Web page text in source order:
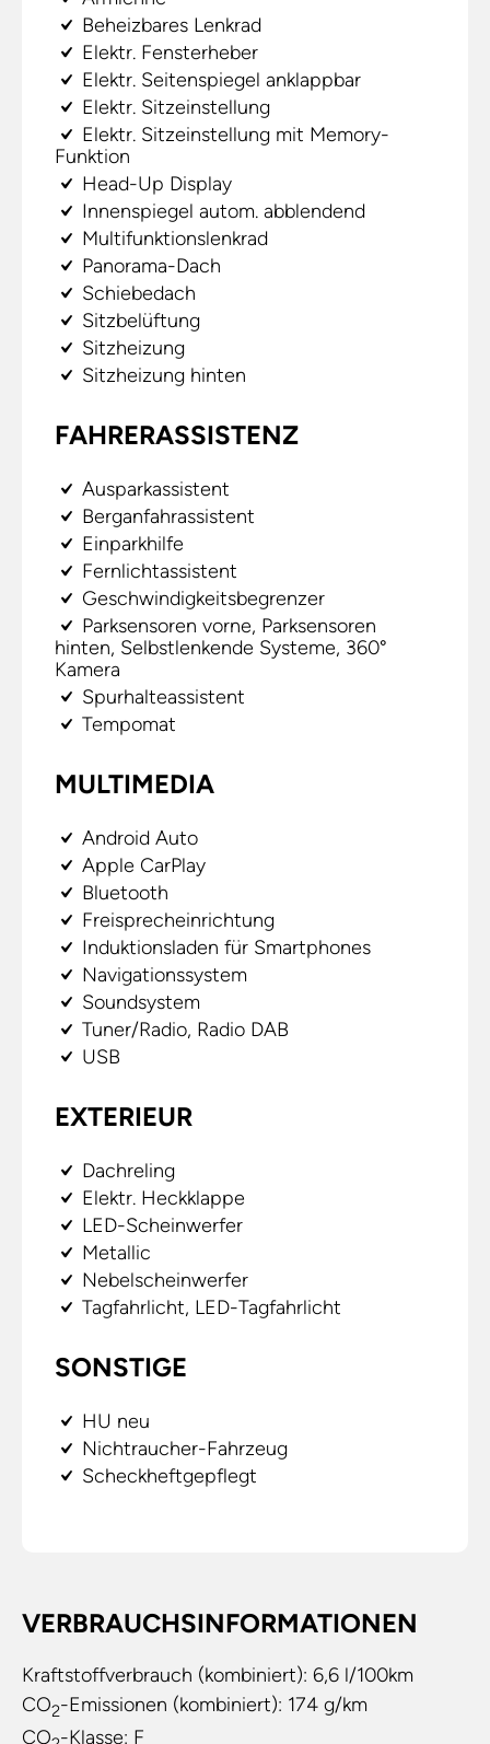
Beheizbares Lenkrad
Elektr. Fensterheber
Elektr. Seitenspiegel anklappbar
Elektr. Sitzeinstellung
Elektr. Sitzeinstellung mit Memory-
Funktion
Head-Up Display
Innenspiegel autom. abblendend
Multifunktionslenkrad
Panorama-Dach
Schiebedach
Sitzbelüftung
Sitzheizung
Sitzheizung hinten
FAHRERASSISTENZ
Ausparkassistent
Berganfahrassistent
Einparkhilfe
Fernlichtassistent
Geschwindigkeitsbegrenzer
Parksensoren vorne, Parksensoren
hinten, Selbstlenkende Systeme, 360°
Kamera
Spurhalteassistent
Tempomat
MULTIMEDIA
Android Auto
Apple CarPlay
Bluetooth
Freisprecheinrichtung
Induktionsladen für Smartphones
Navigationssystem
Soundsystem
Tuner/Radio, Radio DAB
USB
EXTERIEUR
Dachreling
Elektr. Heckklappe
LED-Scheinwerfer
Metallic
Nebelscheinwerfer
Tagfahrlicht, LED-Tagfahrlicht
SONSTIGE
HU neu
Nichtraucher-Fahrzeug
Scheckheftgepflegt
VERBRAUCHSINFORMATIONEN
Kraftstoffverbrauch (kombiniert): 6,6 l/100km
CO2-Emissionen (kombiniert): 174 g/km
CO -Klasse: F